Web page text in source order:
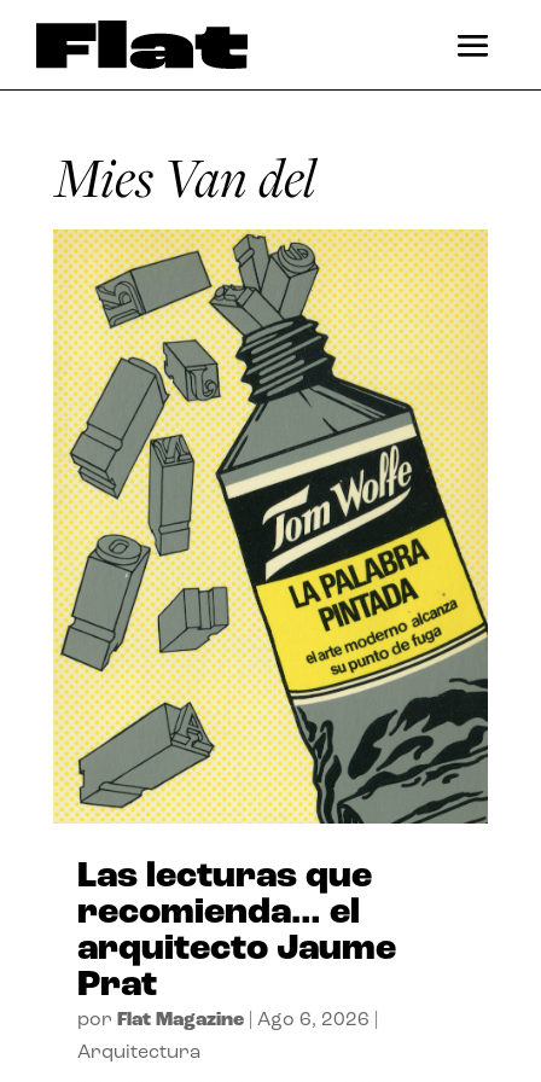
Mies Van del
Las lecturas que
recomienda… el
arquitecto Jaume
Prat
por Flat Magazine| Ago 6, 2026
Arquitectura